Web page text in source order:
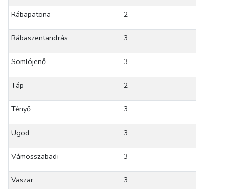
Rábapatona 2
Rábaszentandrás 3
Somlójenő 3
Táp 2
Tényő 3
Ugod 3
Vámosszabadi 3
Vaszar 3